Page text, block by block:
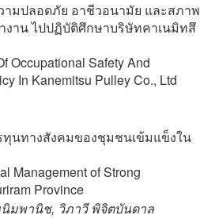
ามปลอดภัย อาชีวอนามัย และสภาพ
งาน ไปปฏิบัติศึกษาบริษัทคาเนมิทสึ
Occupational Safety And
In Kanemitsu Pulley Co., Ltd
ทุนทางสังคมของชุมชนเข้มแข็งใน
Management of Strong
Province
มพานิช, วิภาวี พิจิตบันดาล